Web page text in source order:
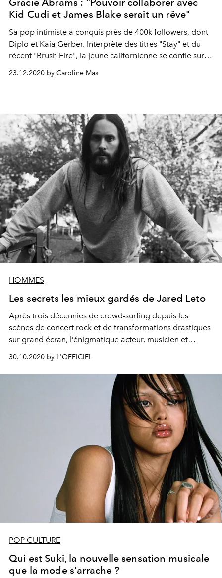
Kid Cudi et James Blake serait un rêve"
Sa pop intimiste a conquis près de 400k followers, dont
Diplo et Kaia Gerber. Interprète des titres "Stay" et du
récent "Brush Fire", la jeune californienne se confie sur
rapport aux réseaux sociaux.
23.12.2020 by Caroline Mas
HOMMES
Les secrets les mieux gardés de Jared Leto
Après trois décennies de crowd-surfing depuis les
scènes de concert rock et de transformations drastiques
sur grand écran, l’énigmatique acteur, musicien et
ère avec le prodige de la pop et frère de Billie Eilish,
Finneas O'Connell.
30.10.2020 by L'OFFICIEL
POP CULTURE
Qui est Suki, la nouvelle sensation musicale
que la mode s'arrache ?